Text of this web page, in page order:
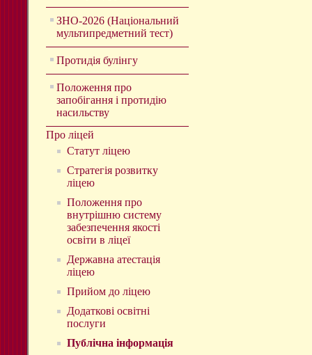
ЗНО-2026 (Національний
мультипредметний тест)
Протидія булінгу
Положення про
запобігання і протидію
насильству
Про ліцей
Статут ліцею
Стратегія розвитку
ліцею
Положення про
внутрішню систему
забезпечення якості
освіти в ліцеї
Державна атестація
ліцею
Прийом до ліцею
Додаткові освітні
послуги
Публічна інформація